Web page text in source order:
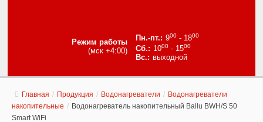
Режим работы
(мск +4:00)
900- 1800
1000- 1500
выходной
Главная / Продукция / Водонагреватели / Водонагреватели
накопительные / Водонагреватель накопительный Ballu BWH/S 50
Smart WiFi